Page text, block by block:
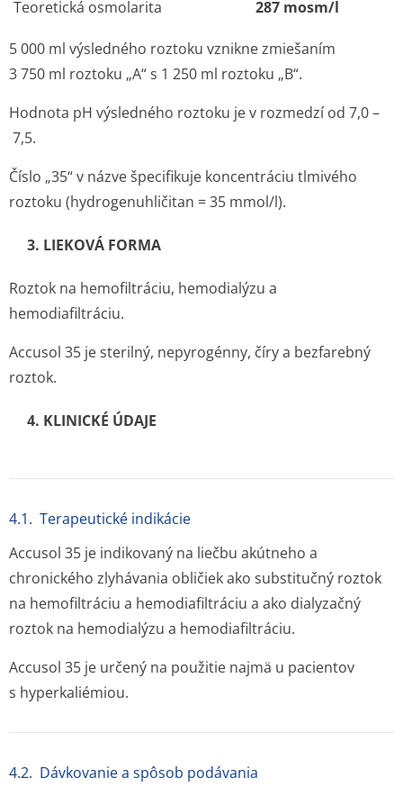
Teoretická osmolarita 287 mosm/l
5 000 ml výsledného roztoku vznikne zmiešaním
3 750 ml roztoku „A“ s 1 250 ml roztoku „B“.
Hodnota pH výsledného roztoku je v rozmedzí od 7,0 –
7,5.
Číslo „35“ v názve špecifikuje koncentráciu tlmivého
roztoku (hydrogenuhličitan = 35 mmol/l).
3. LIEKOVÁ FORMA
Roztok na hemofiltráciu, hemodialýzu a
hemodiafiltráciu.
Accusol 35 je sterilný, nepyrogénny, číry a bezfarebný
roztok.
4. KLINICKÉ ÚDAJE
4.1. Terapeutické indikácie
Accusol 35 je indikovaný na liečbu akútneho a
chronického zlyhávania obličiek ako substitučný roztok
na hemofiltráciu a hemodiafiltráciu a ako dialyzačný
roztok na hemodialýzu a hemodiafiltráciu.
Accusol 35 je určený na použitie najmä u pacientov
s hyperkaliémiou.
4.2. Dávkovanie a spôsob podávania